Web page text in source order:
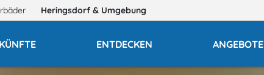
Heringsdorf & Umgebung
ENTDECKEN ANGEBOTE